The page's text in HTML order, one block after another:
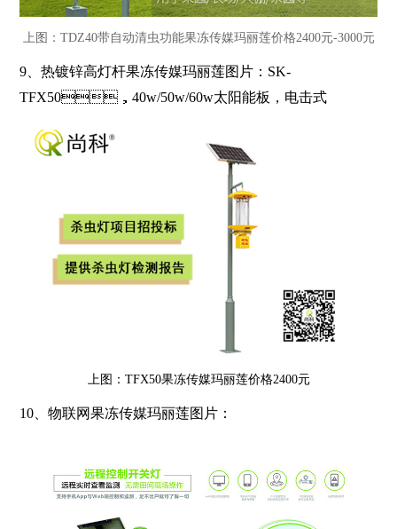
上图：TDZ40带自动清虫功能果冻传媒玛丽莲价格2400元-3000元
9、热镀锌高灯杆果冻传媒玛丽莲图片： SK-
TFX50，40w/50w/60w太阳能板，电击式
上图：TFX50果冻传媒玛丽莲价格2400元
10、物联网果冻传媒玛丽莲图片：